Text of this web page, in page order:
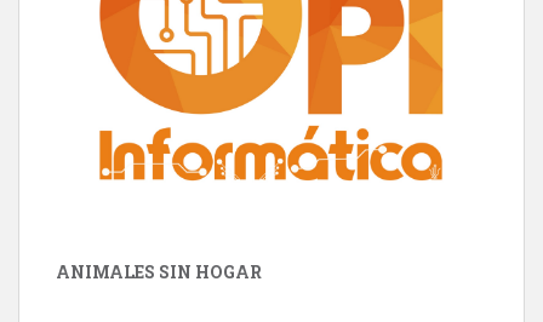
ANIMALES SIN HOGAR